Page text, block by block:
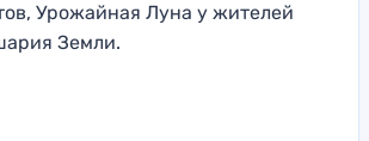
Урожайная Луна у жителей
Земли.